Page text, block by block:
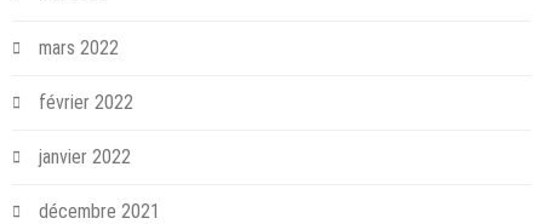
mars 2022
février 2022
janvier 2022
décembre 2021